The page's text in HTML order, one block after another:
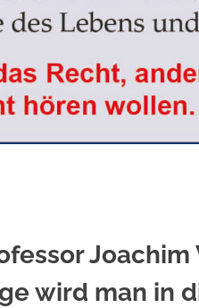
Joachim
wird man in